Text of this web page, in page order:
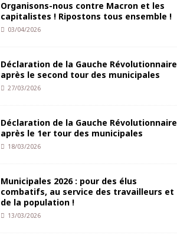
Organisons-nous contre Macron et les
capitalistes ! Ripostons tous ensemble !
03/04/2026
Déclaration de la Gauche Révolutionnaire
après le second tour des municipales
27/03/2026
Déclaration de la Gauche Révolutionnaire
après le 1er tour des municipales
18/03/2026
Municipales 2026 : pour des élus
combatifs, au service des travailleurs et
de la population !
13/03/2026